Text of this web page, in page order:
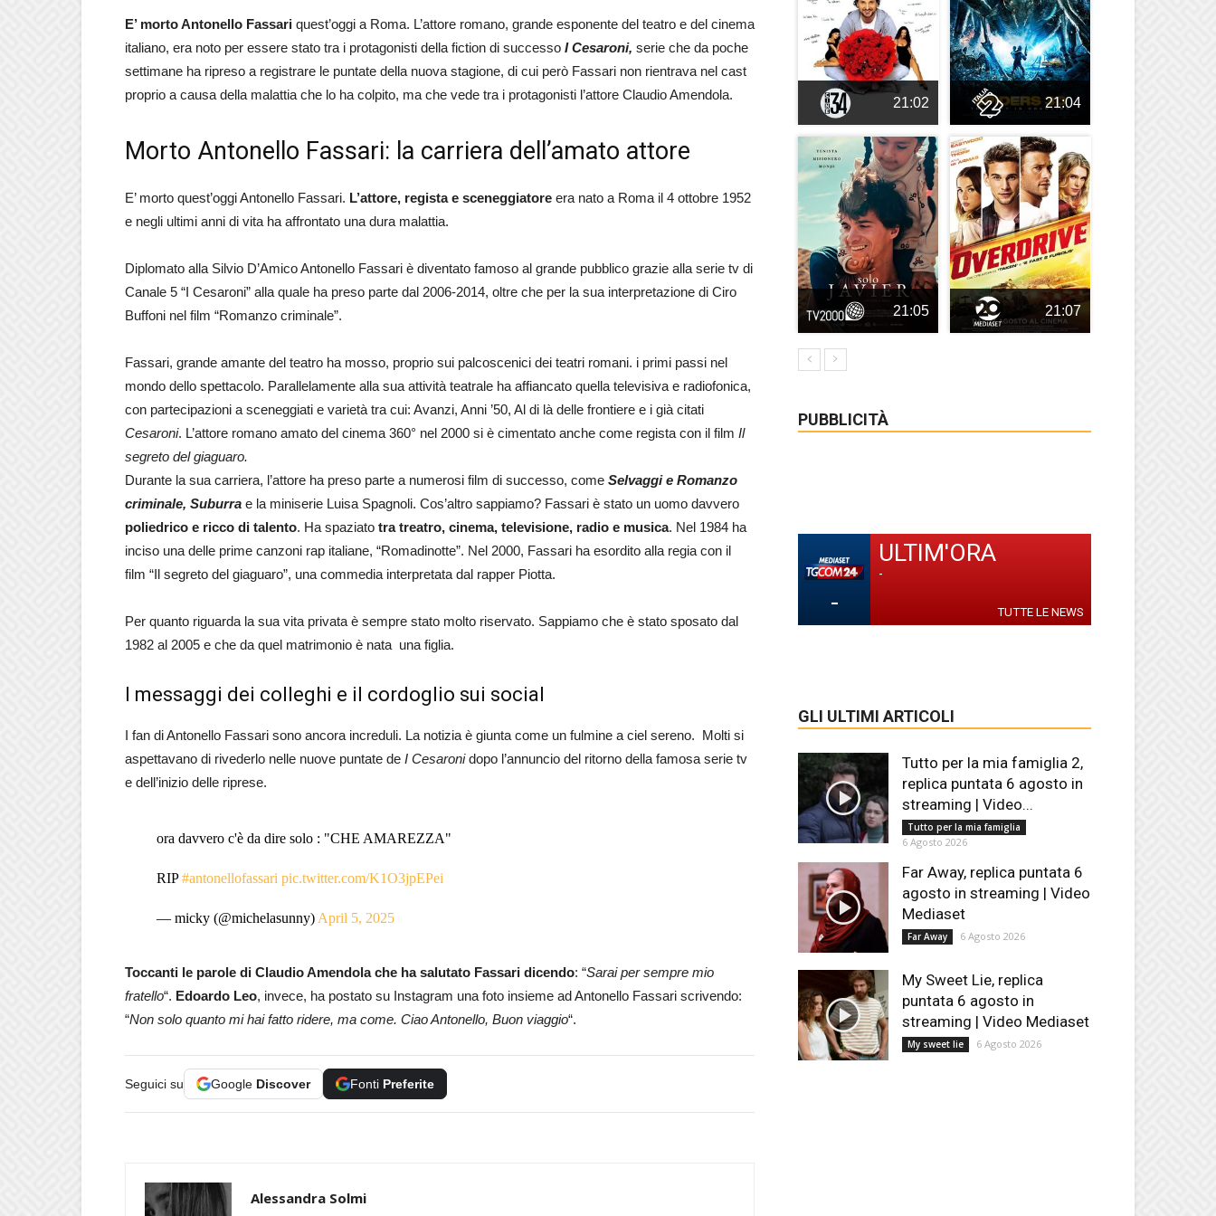
E’ morto Antonello Fassari quest’oggi a Roma. L’attore romano, grande esponente del teatro e del cinema
italiano, era noto per essere stato tra i protagonisti della fiction di successo I Cesaroni, serie che da poche
settimane ha ripreso a registrare le puntate della nuova stagione, di cui però Fassari non rientrava nel cast
proprio a causa della malattia che lo ha colpito, ma che vede tra i protagonisti l’attore Claudio Amendola.
Morto Antonello Fassari: la carriera dell’amato attore
E’ morto quest’oggi Antonello Fassari. L’attore, regista e sceneggiatore era nato a Roma il 4 ottobre 1952
e negli ultimi anni di vita ha affrontato una dura malattia.
Diplomato alla Silvio D’Amico Antonello Fassari è diventato famoso al grande pubblico grazie alla serie tv di
Canale 5 “I Cesaroni” alla quale ha preso parte dal 2006-2014, oltre che per la sua interpretazione di Ciro
Buffoni nel film “Romanzo criminale”.
Fassari, grande amante del teatro ha mosso, proprio sui palcoscenici dei teatri romani. i primi passi nel
mondo dello spettacolo. Parallelamente alla sua attività teatrale ha affiancato quella televisiva e radiofonica,
con partecipazioni a sceneggiati e varietà tra cui: Avanzi, Anni ’50, Al di là delle frontiere e i già citati
Cesaroni. L’attore romano amato del cinema 360° nel 2000 si è cimentato anche come regista con il film Il
segreto del giaguaro.
Durante la sua carriera, l’attore ha preso parte a numerosi film di successo, come Selvaggi e Romanzo
criminale, Suburra e la miniserie Luisa Spagnoli. Cos’altro sappiamo? Fassari è stato un uomo davvero
poliedrico e ricco di talento. Ha spaziato tra treatro, cinema, televisione, radio e musica. Nel 1984 ha
inciso una delle prime canzoni rap italiane, “Romadinotte”. ​Nel 2000, Fassari ha esordito alla regia con il
film “Il segreto del giaguaro”, una commedia interpretata dal rapper Piotta. ​
Per quanto riguarda la sua vita privata è sempre stato molto riservato. Sappiamo che è stato sposato dal
1982 al 2005 e che da quel matrimonio è nata una figlia.
I messaggi dei colleghi e il cordoglio sui social
I fan di Antonello Fassari sono ancora increduli. La notizia è giunta come un fulmine a ciel sereno. Molti si
aspettavano di rivederlo nelle nuove puntate de I Cesaronidopo l’annuncio del ritorno della famosa serie tv
e dell’inizio delle riprese.
ora davvero c'è da dire solo : "CHE AMAREZZA"
RIP#antonellofassari pic.twitter.com/K1O3jpEPei
— micky (@michelasunny) April 5, 2025
Toccanti le parole di Claudio Amendola che ha salutato Fassari dicendo: “Sarai per sempre mio
fratello“. Edoardo Leo, invece, ha postato su Instagram una foto insieme ad Antonello Fassari scrivendo:
“Non solo quanto mi hai fatto ridere, ma come. Ciao Antonello, Buon viaggio“.
Seguici su Google Discover Fonti Preferite
Alessandra Solmi
21:02 21:04
21:05 21:07
PUBBLICITÀ
-
ULTIM'ORA
-
TUTTE LE NEWS
GLI ULTIMI ARTICOLI
Tutto per la mia famiglia 2,
replica puntata 6 agosto in
streaming | Video...
Tutto per la mia famiglia
6 Agosto 2026
Far Away, replica puntata 6
agosto in streaming | Video
Mediaset
Far Away 6 Agosto 2026
My Sweet Lie, replica
puntata 6 agosto in
streaming | Video Mediaset
My sweet lie 6 Agosto 2026